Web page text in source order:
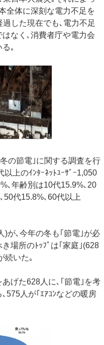
全体に深刻な電力不足を
した現在でも､電力不足
なく､消費者庁や電力会
｡
の節電｣に関する調査を行
上のｲﾝﾀｰﾈｯﾄﾕｰｻﾞｰ1,050
､年齢別は10代15.9%､20
50代15.8%､60代以上
)が､今年の冬も｢節電｣が必
場所のﾄｯﾌﾟは｢家庭｣(628
続いた｡
げた628人に､｢節電｣を考
575人が｢ｴｱｺﾝなどの暖房